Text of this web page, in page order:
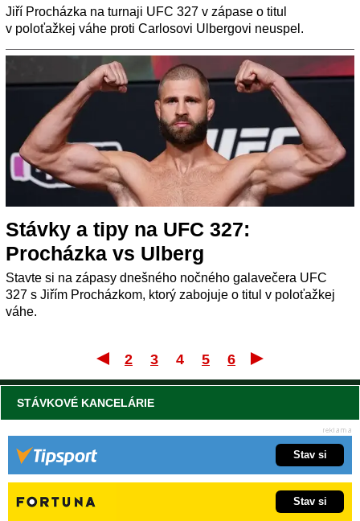
Jiří Procházka na turnaji UFC 327 v zápase o titul
v poloťažkej váhe proti Carlosovi Ulbergovi neuspel.
Stávky a tipy na UFC 327:
Procházka vs Ulberg
Stavte si na zápasy dnešného nočného galavečera UFC
327 s Jiřím Procházkom, ktorý zabojuje o titul v poloťažkej
váhe.
Prvý
2 3 4 5 6
STÁVKOVÉ KANCELÁRIE
Stav si
Stav si